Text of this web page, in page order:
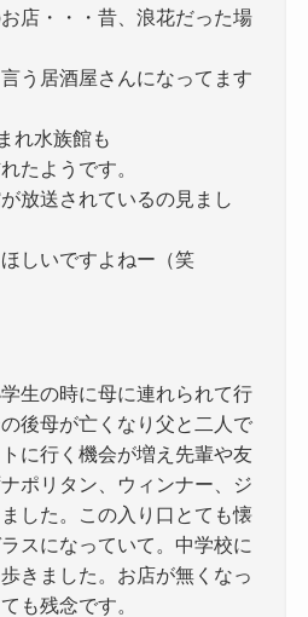
店・・・昔、浪花だった場
う居酒屋さんになってます
れ水族館も
たようです。
放送されているの見まし
しいですよねー（笑
生の時に母に連れられて行
後母が亡くなり父と二人で
に行く機会が増え先輩や友
ポリタン、ウィンナー、ジ
した。この入り口とても懐
スになっていて。中学校に
きました。お店が無くなっ
も残念です。